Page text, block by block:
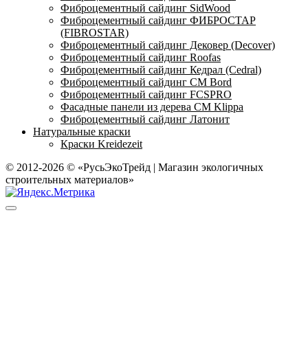
Фиброцементный сайдинг SidWood
Фиброцементный сайдинг ФИБРОСТАР
(FIBROSTAR)
Фиброцементный сайдинг Дековер (Decover)
Фиброцементный сайдинг Roofas
Фиброцементный сайдинг Кедрал (Cedral)
Фиброцементный сайдинг CM Bord
Фиброцементный сайдинг FCSPRO
Фасадные панели из дерева CM Klippa
Фиброцементный сайдинг Латонит
Натуральные краски
Краски Kreidezeit
© 2012-2026 © «РусьЭкоТрейд | Магазин экологичных
строительных материалов»